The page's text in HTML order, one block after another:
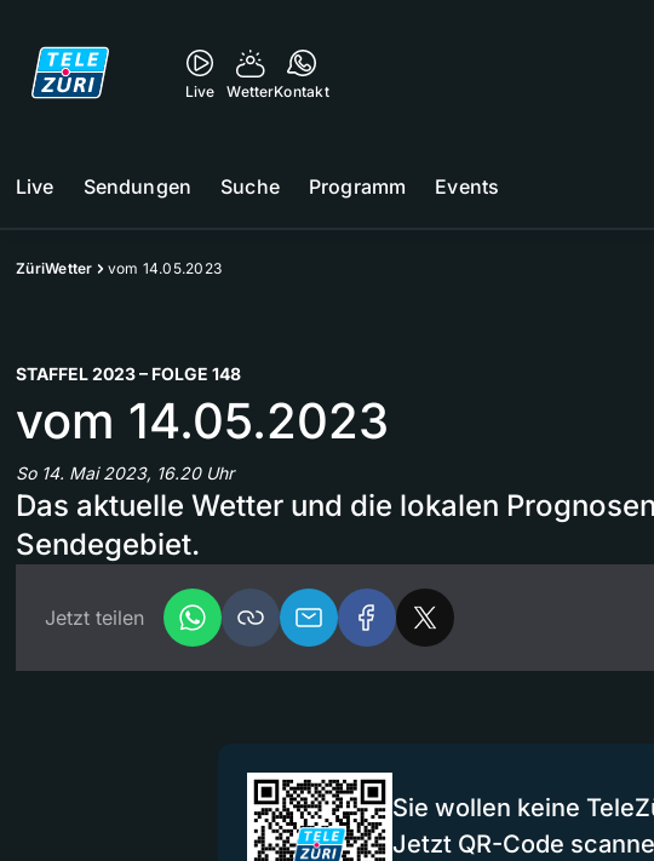
Live WetterKontakt
Live Sendungen Suche Programm Events
ZüriWetter vom 14.05.2023
STAFFEL 2023 – FOLGE 148
vom 14.05.2023
So 14. Mai 2023, 16.20 Uhr
Das aktuelle Wetter und die lokalen
Sendegebiet.
Jetzt teilen
Sie wollen keine
Jetzt QR-Code